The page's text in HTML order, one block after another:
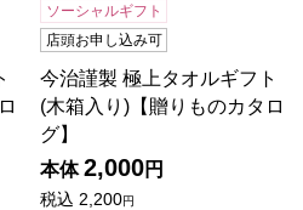
ソーシャルギフト
店頭お申し込み可
今治謹製 極上タオルギフト
(木箱入り)【贈りものカタロ
グ】
本体 2,000円
税込 2,200円